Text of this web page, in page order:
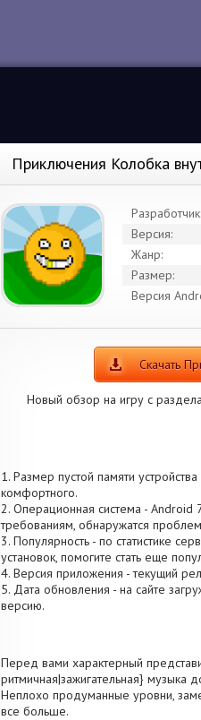
Приключения Колобка
Разработчик:
Версия:
Жанр:
Размер:
Версия
Скачать
Новый обзор на игру с
1. Размер пустой памяти
комфортного.
2. Операционная система - Android
требованиям, обнаружатся
3. Популярность - по статистике
установок, помогите стать еще
4. Версия приложения - текущий
5. Дата обновления - на сайте
версию.
Перед вами характерный
ритмичная|зажигательная} музыка
Неплохо продуманные уровни,
все больше.